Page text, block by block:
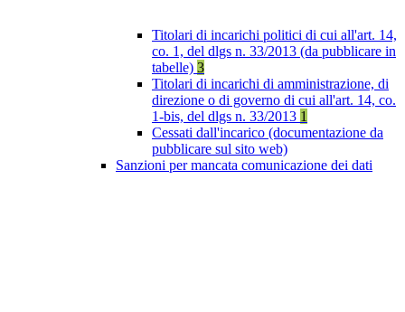
Titolari di incarichi politici di cui all'art. 14,
co. 1, del dlgs n. 33/2013 (da pubblicare in
tabelle) 3
Titolari di incarichi di amministrazione, di
direzione o di governo di cui all'art. 14, co.
1-bis, del dlgs n. 33/2013 1
Cessati dall'incarico (documentazione da
pubblicare sul sito web)
Sanzioni per mancata comunicazione dei dati